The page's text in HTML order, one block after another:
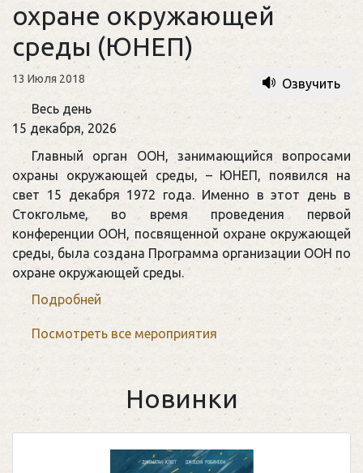
охране окружающей
среды (ЮНЕП)
13 Июля 2018
Озвучить
День
образования
организации
ООН
окружающей
среды
(ЮНЕП)
Весь день
15 декабря, 2026
Главный орган ООН, занимающийся вопросами
охраны окружающей среды, – ЮНЕП, появился на
свет 15 декабря 1972 года. Именно в этот день в
Стокгольме, во время проведения первой
конференции ООН, посвященной охране окружающей
среды, была создана Программа организации ООН по
охране окружающей среды.
Подробней
Посмотреть все мероприятия
Новинки